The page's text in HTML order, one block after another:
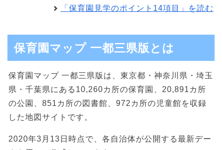
「保育園見学のポイント14項目」を読む
保育園マップ 一都三県版とは
保育園マップ 一都三県版は、東京都・神奈川県・埼玉
県・千葉県にある10,260カ所の保育園、20,891カ所
の公園、851カ所の図書館、972カ所の児童館を収録
した地図サイトです。
2020年3月13日時点で、各自治体が公開する最新デー